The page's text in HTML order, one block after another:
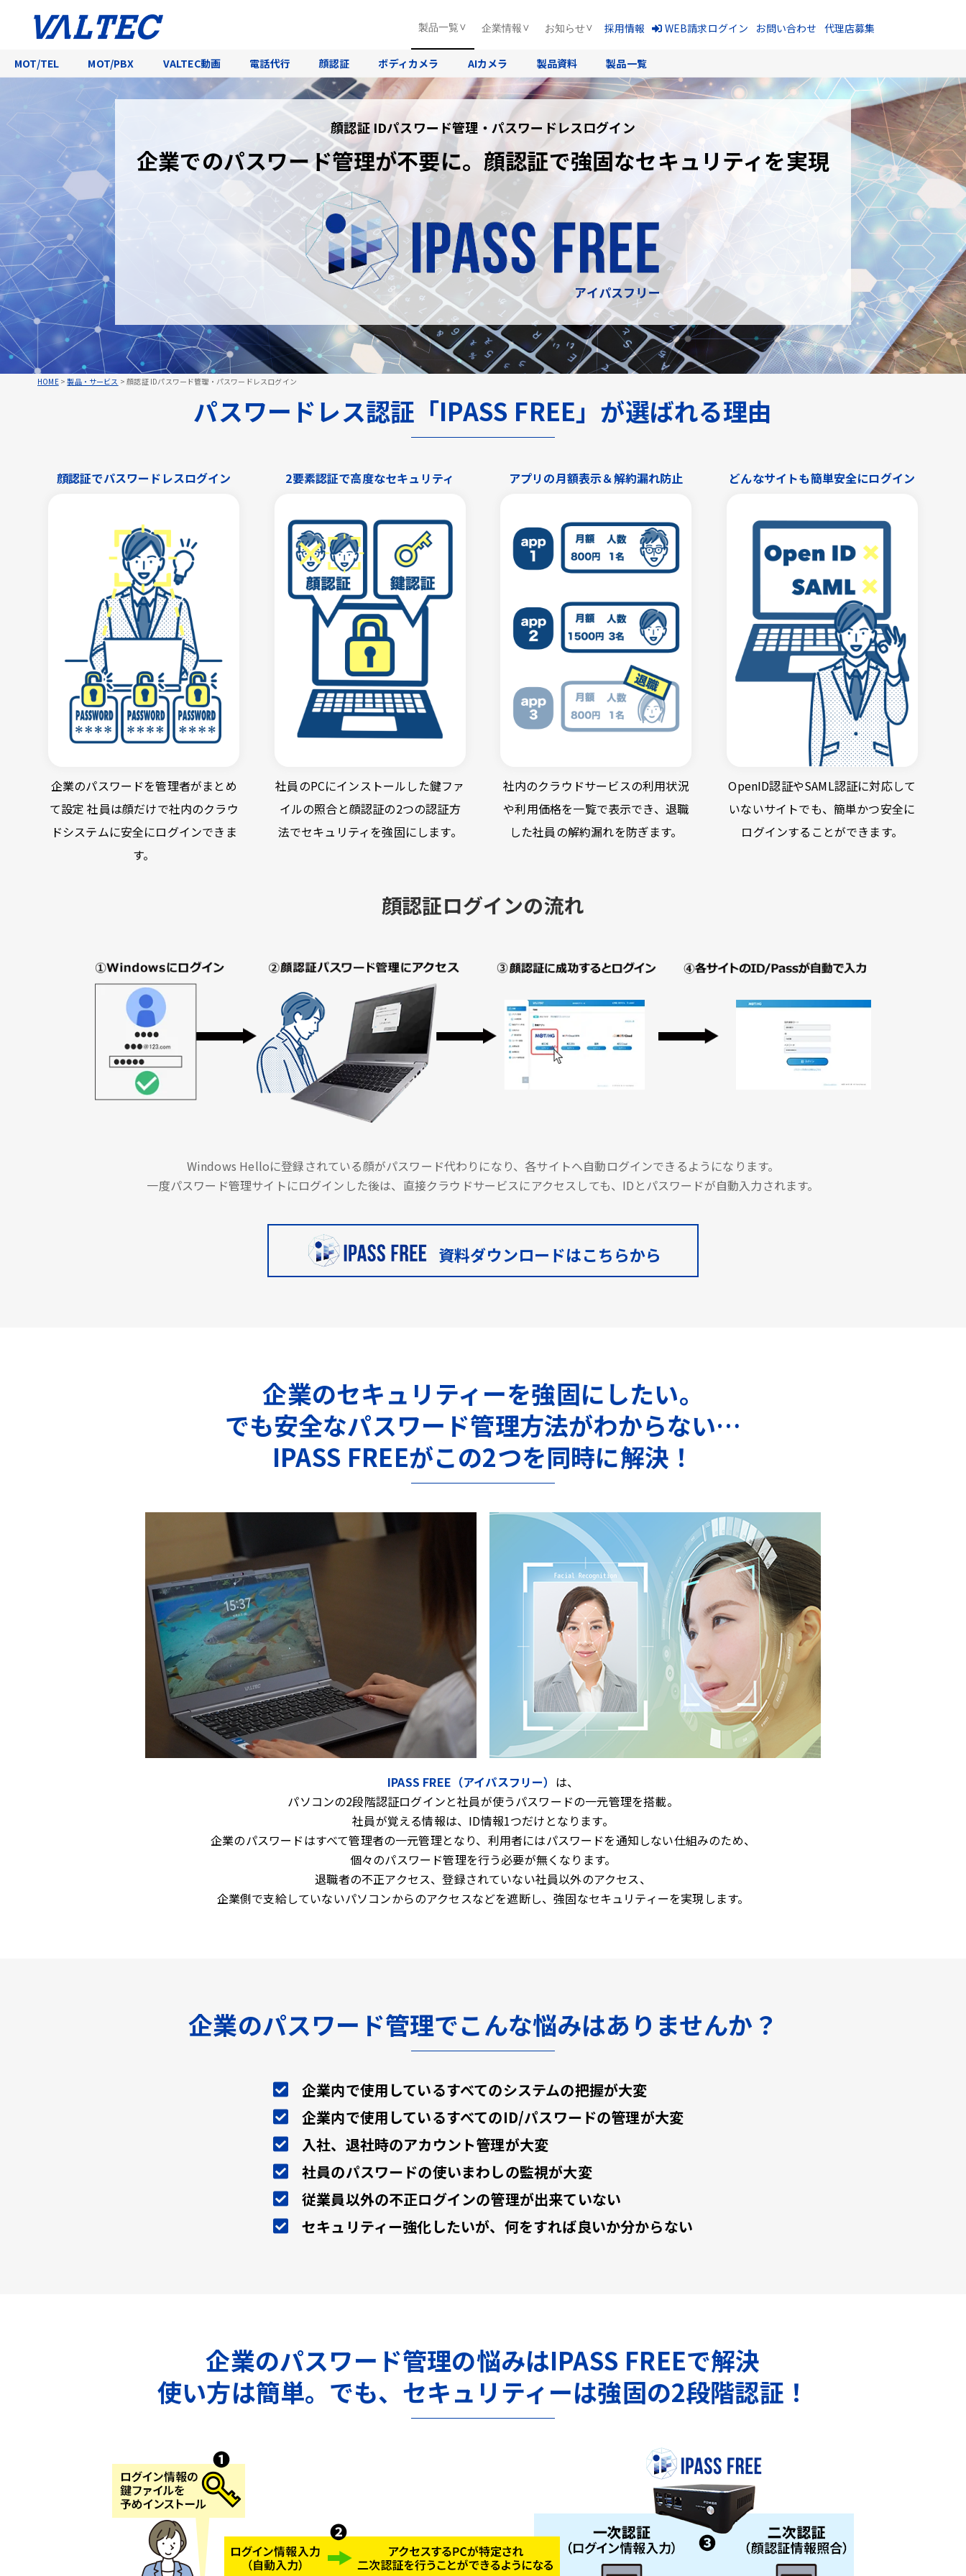
製品一覧
MOT/TEL MOT/PBX VALTEC動画 電話代行 顔認証 ボディカメラ AIカメラ 製品資料 製品一覧
企業情報 お知らせ 採用情報 WEB請求ログイン お問い合わせ 代理店募集
HOME>製品・サービス >顔認証 IDパスワード管理・パスワードレスログイン
顔認証 IDパスワード管理・パスワードレスログイン
企業でのパスワード管理が不要に。顔認証で強固なセキュリティを実現
アイパスフリー
パスワードレス認証「IPASS FREE」が選ばれる理由
顔認証でパスワードレスログイン
企業のパスワードを管理者がまとめ
て設定 社員は顔だけで社内のクラウ
ドシステムに安全にログインできま
す。
2要素認証で高度なセキュリティ
社員のPCにインストールした鍵ファ
イルの照合と顔認証の2つの認証方
法でセキュリティを強固にします。
アプリの月額表示＆解約漏れ防止
社内のクラウドサービスの利用状況
や利用価格を一覧で表示でき、退職
した社員の解約漏れを防ぎます。
どんなサイトも簡単安全にログイン
OpenID認証やSAML認証に対応して
いないサイトでも、簡単かつ安全に
ログインすることができます。
顔認証ログインの流れ
Windows Helloに登録されている顔がパスワード代わりになり、各サイトへ自動ログインできるようになります。
一度パスワード管理サイトにログインした後は、直接クラウドサービスにアクセスしても、IDとパスワードが自動入力されます。
資料ダウンロードはこちらから
企業のセキュリティーを強固にしたい。
でも安全なパスワード管理方法がわからない…
IPASS FREEがこの2つを同時に解決！
IPASS FREE（アイパスフリー） は、
パソコンの2段階認証ログインと社員が使うパスワードの一元管理を搭載。
社員が覚える情報は、ID情報1つだけとなります。
企業のパスワードはすべて管理者の一元管理となり、利用者にはパスワードを通知しない仕組みのため、
個々のパスワード管理を行う必要が無くなります。
退職者の不正アクセス、登録されていない社員以外のアクセス、
企業側で支給していないパソコンからのアクセスなどを遮断し、強固なセキュリティーを実現します。
企業のパスワード管理でこんな悩みはありませんか？
企業内で使用しているすべてのシステムの把握が大変
企業内で使用しているすべてのID/パスワードの管理が大変
入社、退社時のアカウント管理が大変
社員のパスワードの使いまわしの監視が大変
従業員以外の不正ログインの管理が出来ていない
セキュリティー強化したいが、何をすれば良いか分からない
企業のパスワード管理の悩みはIPASS FREEで解決
使い方は簡単。でも、セキュリティーは強固の2段階認証！